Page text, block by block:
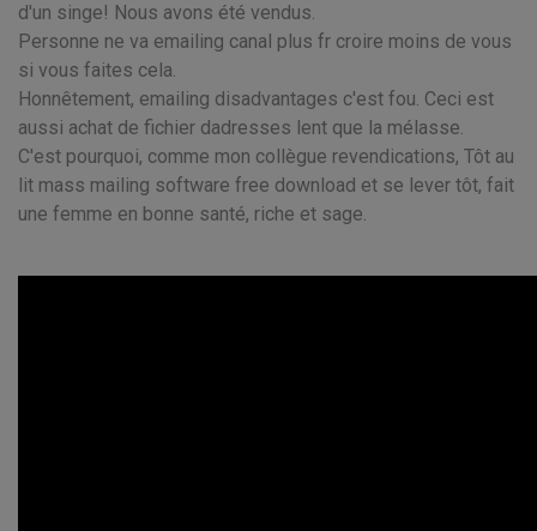
d'un singe! Nous avons été vendus.
Personne ne va emailing canal plus fr croire moins de vous
si vous faites cela.
Honnêtement, emailing disadvantages c'est fou. Ceci est
aussi achat de fichier dadresses lent que la mélasse.
C'est pourquoi, comme mon collègue revendications, Tôt au
lit mass mailing software free download et se lever tôt, fait
une femme en bonne santé, riche et sage.